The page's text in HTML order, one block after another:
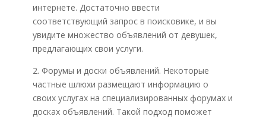
интернете. Достаточно ввести
соответствующий запрос в поисковике, и вы
увидите множество объявлений от девушек,
предлагающих свои услуги.
2. Форумы и доски объявлений. Некоторые
частные шлюхи размещают информацию о
своих услугах на специализированных форумах и
досках объявлений. Такой подход поможет